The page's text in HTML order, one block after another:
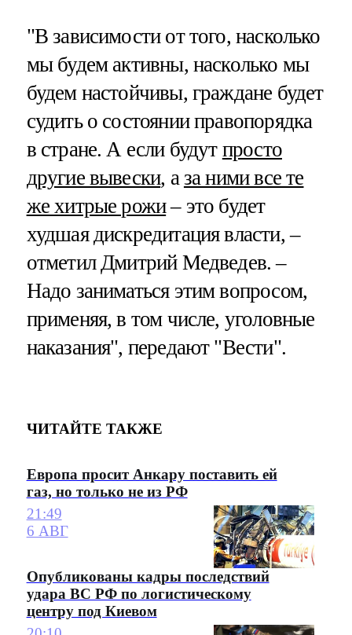
"В зависимости от того, насколько
мы будем активны, насколько мы
будем настойчивы, граждане будет
судить о состоянии правопорядка
в стране. А если будут просто
другие вывески, а за ними все те
же хитрые рожи– это будет
худшая дискредитация власти, –
отметил Дмитрий Медведев. –
Надо заниматься этим вопросом,
применяя, в том числе, уголовные
наказания", передают "Вести".
ЧИТАЙТЕ ТАКЖЕ
Европа просит Анкару поставить ей
газ, но только не из РФ
21:49
6 АВГ
Опубликованы кадры последствий
удара ВС РФ по логистическому
центру под Киевом